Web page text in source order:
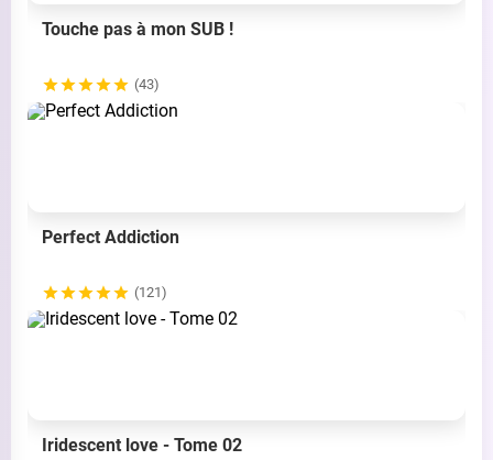
Touche pas à mon SUB !
(43)
Perfect Addiction
(121)
Iridescent love - Tome 02